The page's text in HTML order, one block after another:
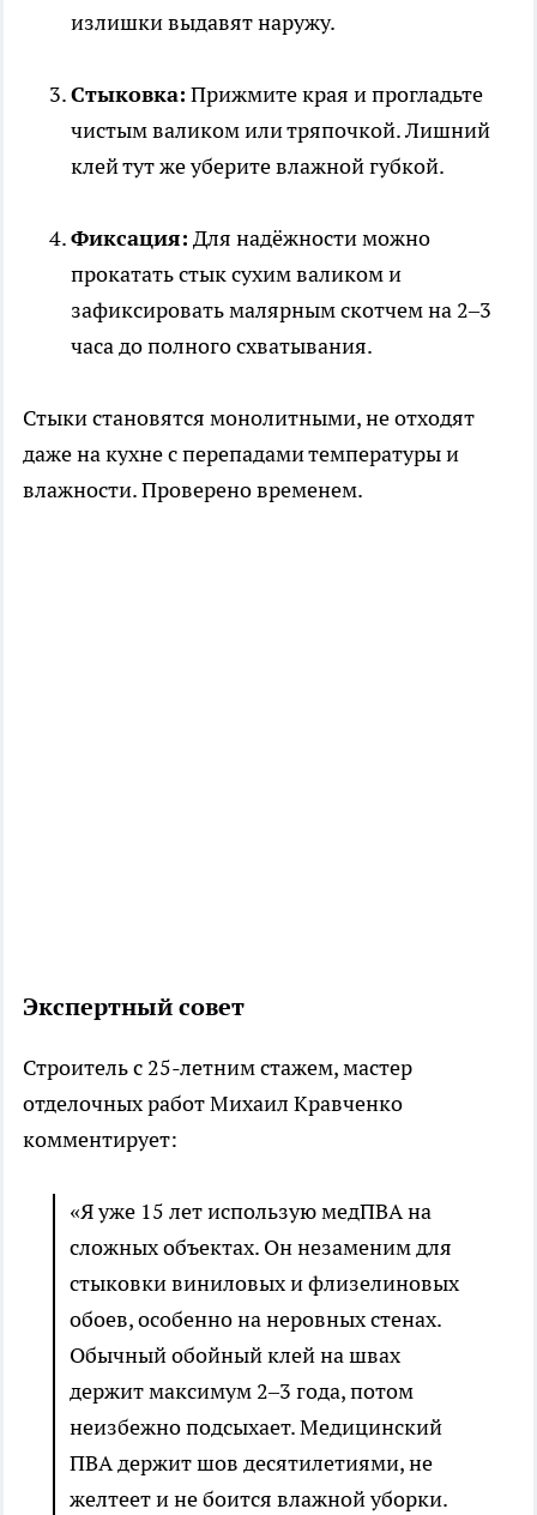
излишки выдавят наружу.
Стыковка: Прижмите края и прогладьте
чистым валиком или тряпочкой. Лишний
клей тут же уберите влажной губкой.
Фиксация: Для надёжности можно
прокатать стык сухим валиком и
зафиксировать малярным скотчем на 2–3
часа до полного схватывания.
Стыки становятся монолитными, не отходят
даже на кухне с перепадами температуры и
влажности. Проверено временем.
Экспертный совет
Строитель с 25-летним стажем, мастер
отделочных работ Михаил Кравченко
комментирует:
«Я уже 15 лет использую медПВА на
сложных объектах. Он незаменим для
стыковки виниловых и флизелиновых
обоев, особенно на неровных стенах.
Обычный обойный клей на швах
держит максимум 2–3 года, потом
неизбежно подсыхает. Медицинский
ПВА держит шов десятилетиями, не
желтеет и не боится влажной уборки.